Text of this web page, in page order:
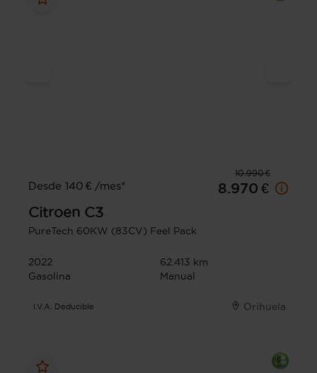
10.990 €
Desde 140 € /mes*
8.970 €
Citroen C3
PureTech 60KW (83CV) Feel Pack
2022
62.413 km
Gasolina
Manual
I.V.A. Deducible Orihuela